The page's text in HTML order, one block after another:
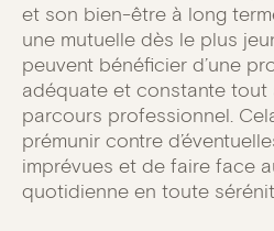
et son bien-être à long
une mutuelle dès le plus
peuvent bénéficier d’une
adéquate et constante tout
parcours professionnel.
prémunir contre
imprévues et de faire face
quotidienne en toute